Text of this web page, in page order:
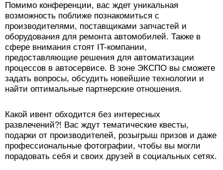
Помимо конференции, вас ждет уникальная
возможность поближе познакомиться с
производителями, поставщиками запчастей и
оборудования для ремонта автомобилей. Также в
сфере внимания стоят IT-компании,
предоставляющие решения для автоматизации
процессов в автосервисе. В зоне ЭКСПО вы сможете
задать вопросы, обсудить новейшие технологии и
найти оптимальные партнерские отношения.
Какой ивент обходится без интересных
развлечений?! Вас ждут тематические квесты,
подарки от производителей, розыгрыш призов и даже
профессиональные фотографии, чтобы вы могли
порадовать себя и своих друзей в социальных сетях.